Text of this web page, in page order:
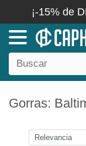
¡-15% de
Gorras: